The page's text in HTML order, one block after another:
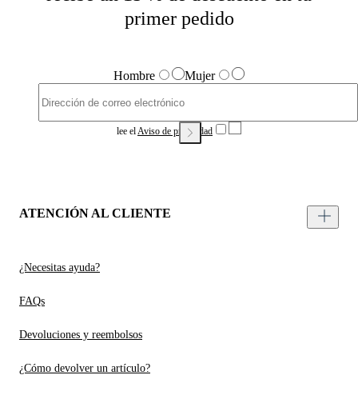
primer pedido
Hombre Mujer
lee elAviso de privacidad
ATENCIÓN AL CLIENTE
¿Necesitas ayuda?
FAQs
Devoluciones y reembolsos
¿Cómo devolver un artículo?